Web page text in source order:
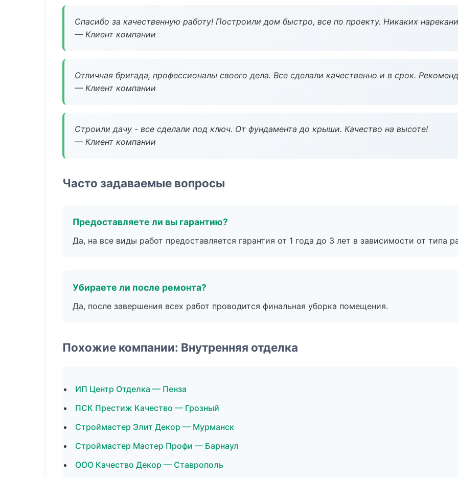
Спасибо за качественную работу! Построили дом быстро, все по проекту. Никаких
— Клиент компании
Отличная бригада, профессионалы своего дела. Все сделали качественно и в срок.
— Клиент компании
Строили дачу - все сделали под ключ. От фундамента до крыши. Качество на высоте!
— Клиент компании
Часто задаваемые вопросы
Предоставляете ли вы гарантию?
Да, на все виды работ предоставляется гарантия от 1 года до 3 лет в зависимости от типа
Убираете ли после ремонта?
Да, после завершения всех работ проводится финальная уборка помещения.
Похожие компании: Внутренняя отделка
ИП Центр Отделка — Пенза
ПСК Престиж Качество — Грозный
Строймастер Элит Декор — Мурманск
Строймастер Мастер Профи — Барнаул
ООО Качество Декор — Ставрополь